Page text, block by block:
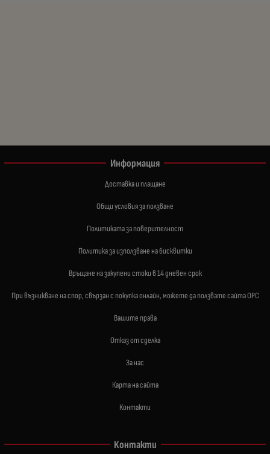
Информация
Доставка и плащане
Общи условия за ползване
Политиката за поверителност
Политика за използване на бисквитки
Връщане на закупени стоки в 14 дневен срок
При възникване на спор, свързан с покупка онлайн, можете да ползвате сайта ОРС
Вашите права
Отказ от сделка
За нас
Карта на сайта
Контакти
Контакти